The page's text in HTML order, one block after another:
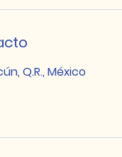
Q.R., México